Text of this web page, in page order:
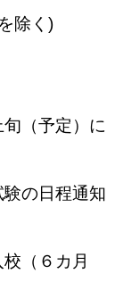
除く)
（予定）に
の日程通知
（６カ月